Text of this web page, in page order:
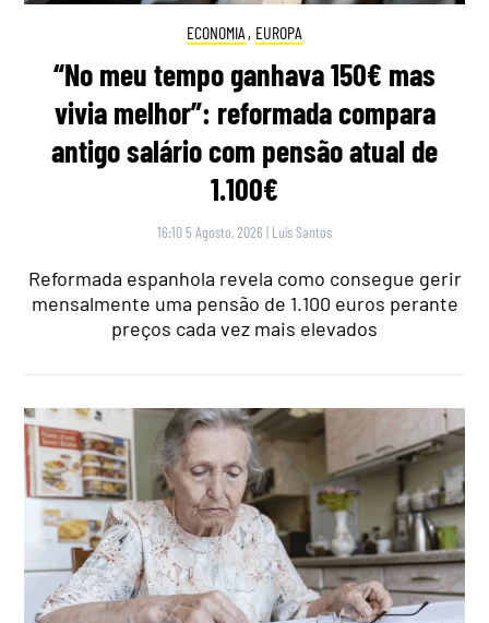
ECONOMIA , EUROPA
“No meu tempo ganhava 150€ mas
vivia melhor”: reformada compara
antigo salário com pensão atual de
1.100€
16:10 5 Agosto, 2026 | Luís Santos
Reformada espanhola revela como consegue gerir
mensalmente uma pensão de 1.100 euros perante
preços cada vez mais elevados